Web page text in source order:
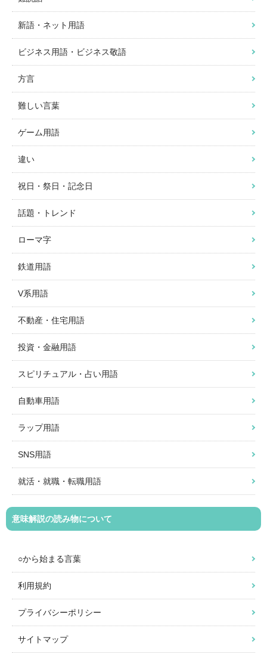
新語・ネット用語
ビジネス用語・ビジネス敬語
方言
難しい言葉
ゲーム用語
違い
祝日・祭日・記念日
話題・トレンド
ローマ字
鉄道用語
V系用語
不動産・住宅用語
投資・金融用語
スピリチュアル・占い用語
自動車用語
ラップ用語
SNS用語
就活・就職・転職用語
意味解説の読み物について
○から始まる言葉
利用規約
プライバシーポリシー
サイトマップ